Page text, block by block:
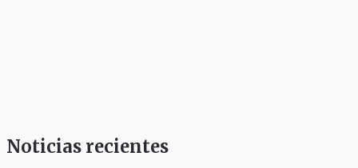
Noticias recientes